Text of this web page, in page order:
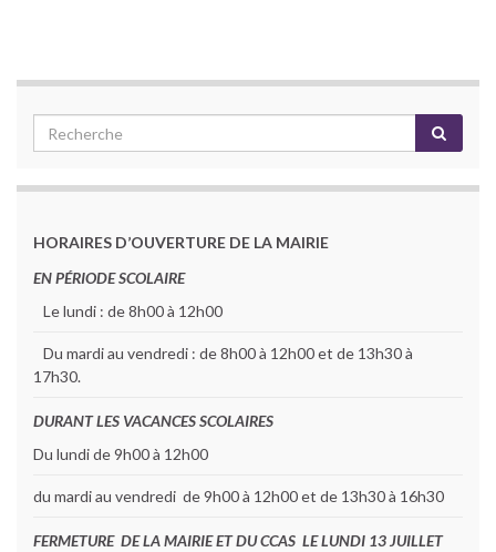
HORAIRES D’OUVERTURE DE LA MAIRIE
EN PÉRIODE SCOLAIRE
Le lundi : de 8h00 à 12h00
Du mardi au vendredi : de 8h00 à 12h00 et de 13h30 à
17h30.
DURANT LES VACANCES SCOLAIRES
Du lundi de 9h00 à 12h00
du mardi au vendredi de 9h00 à 12h00 et de 13h30 à 16h30
FERMETURE DE LA MAIRIE ET DU CCAS LE LUNDI 13 JUILLET